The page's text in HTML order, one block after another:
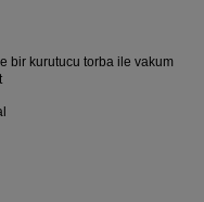
bir kurutucu torba ile vakum